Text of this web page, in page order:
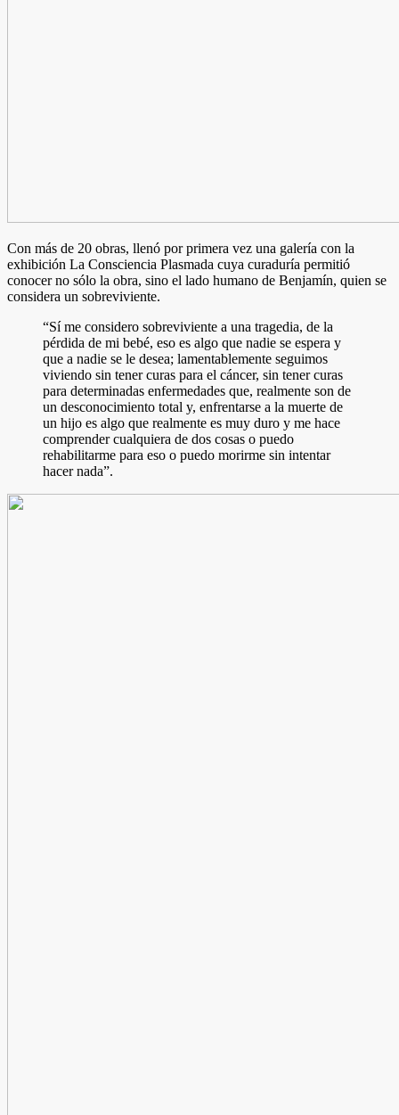
Con más de 20 obras, llenó por primera vez una galería con la
exhibición La Consciencia Plasmada cuya curaduría permitió
conocer no sólo la obra, sino el lado humano de Benjamín, quien se
considera un sobreviviente.
“Sí me considero sobreviviente a una tragedia, de la
pérdida de mi bebé, eso es algo que nadie se espera y
que a nadie se le desea; lamentablemente seguimos
viviendo sin tener curas para el cáncer, sin tener curas
para determinadas enfermedades que, realmente son de
un desconocimiento total y, enfrentarse a la muerte de
un hijo es algo que realmente es muy duro y me hace
comprender cualquiera de dos cosas o puedo
rehabilitarme para eso o puedo morirme sin intentar
hacer nada”.